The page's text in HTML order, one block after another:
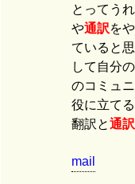
とってう
や通訳を
ていると
して自分
のコミュ
役に立て
翻訳と通訳
mail